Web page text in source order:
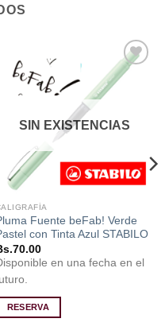
Añadir
SIN EXISTENCIAS
Fuente beFab! Verde
con Tinta Azul STABILO
70.00
en una fecha en el
RESERVA